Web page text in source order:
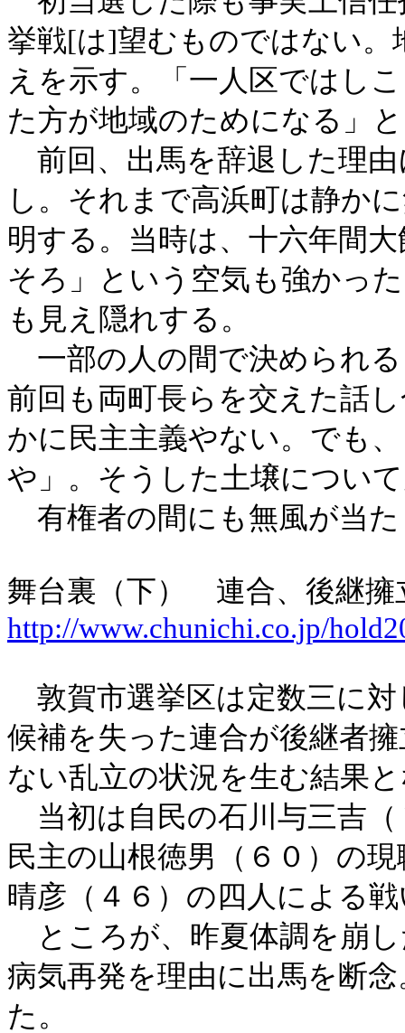
挙戦[は]望むものではない。
えを示す。「一人区ではし
た方が地域のためになる」
前回、出馬を辞退した理
し。それまで高浜町は静か
明する。当時は、十六年間
そろ」という空気も強かっ
も見え隠れする。
一部の人の間で決められ
前回も両町長らを交えた話
かに民主主義やない。でも
や」。そうした土壌につい
有権者の間にも無風が当
舞台裏（下） 連合、後継
http://www.chunichi.co.jp/
敦賀市選挙区は定数三に対
候補を失った連合が後継者
ない乱立の状況を生む結果
当初は自民の石川与三吉（
民主の山根徳男（６０）の
晴彦（４６）の四人による
ところが、昨夏体調を崩
病気再発を理由に出馬を断
た。